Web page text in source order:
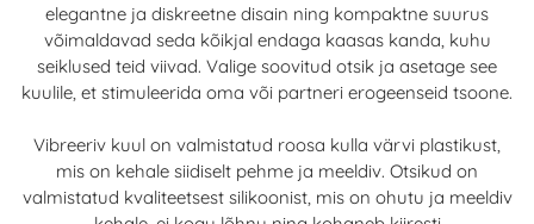
elegantne ja diskreetne disain ning kompaktne suurus
võimaldavad seda kõikjal endaga kaasas kanda, kuhu
seiklused teid viivad. Valige soovitud otsik ja asetage see
kuulile, et stimuleerida oma või partneri erogeenseid tsoone.
Vibreeriv kuul on valmistatud roosa kulla värvi plastikust,
mis on kehale siidiselt pehme ja meeldiv. Otsikud on
valmistatud kvaliteetsest silikoonist, mis on ohutu ja meeldiv